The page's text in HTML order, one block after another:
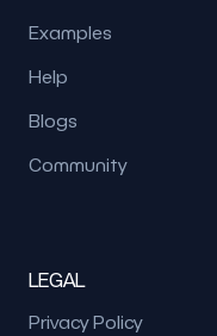
Examples
Help
Blogs
Community
LEGAL
Privacy Policy